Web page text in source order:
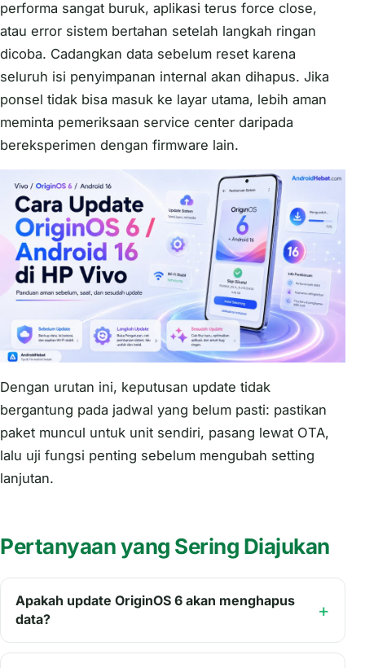
performa sangat buruk, aplikasi terus force close,
atau error sistem bertahan setelah langkah ringan
dicoba. Cadangkan data sebelum reset karena
seluruh isi penyimpanan internal akan dihapus. Jika
ponsel tidak bisa masuk ke layar utama, lebih aman
meminta pemeriksaan service center daripada
bereksperimen dengan firmware lain.
Dengan urutan ini, keputusan update tidak
bergantung pada jadwal yang belum pasti: pastikan
paket muncul untuk unit sendiri, pasang lewat OTA,
lalu uji fungsi penting sebelum mengubah setting
lanjutan.
Pertanyaan yang Sering Diajukan
Apakah update OriginOS 6 akan menghapus
data?